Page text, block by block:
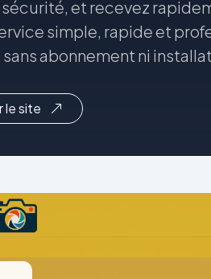
et recevez
simple, rapide et
abonnement ni
le site